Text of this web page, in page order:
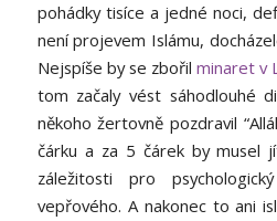
pohádky tisíce a jedné noci,
není projevem Islámu,
Nejspíše by se zbořil minaret v
tom začaly vést sáhodlouhé
někoho žertovně pozdravil
čárku a za 5 čárek by musel
záležitosti pro
vepřového. A nakonec to ani